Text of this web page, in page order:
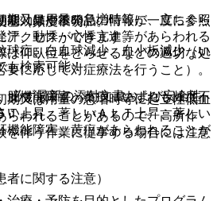
又は用量の急増時等に、立ちくら
汗、動悸・心悸亢進等があらわれる
は仰臥位をとらせるなどの適切な処
に応じて対症療法を行うこと）。
又は用量の急増時等に起立性低血
らわれることがあるので、高所作
を伴う作業に従事する場合には注意
に関する注意）
（頻度不明）。
症、白血球減少、血小板減少（い
機能障害、黄疸（いずれも頻度不
Ｔ上昇、著しいＡＬＴ上昇、著しい
機能障害、黄疸があらわれることが
能効果や後発品の情報が一度に参照
アクセスができます。
も検索可能！
必ず最新の添付文書および安全性
い。